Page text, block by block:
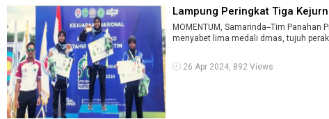
Lampung Peringkat Tiga
MOMENTUM, Samarinda--Tim Panahan
menyabet lima medali dmas, tujuh perak
26 Apr 2024, 892 Views